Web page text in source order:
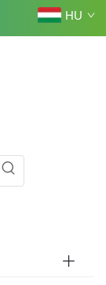
HU